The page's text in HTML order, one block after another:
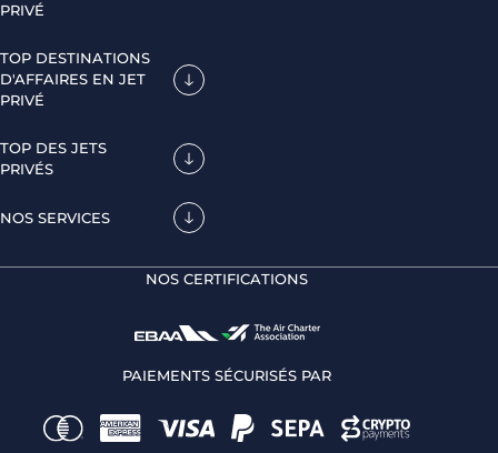
PRIVÉ
TOP DESTINATIONS
D'AFFAIRES EN JET
PRIVÉ
TOP DES JETS
PRIVÉS
NOS SERVICES
NOS CERTIFICATIONS
PAIEMENTS SÉCURISÉS PAR